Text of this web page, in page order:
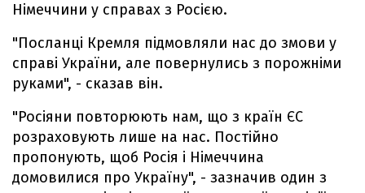
Німеччини у справах з Росією.
"Посланці Кремля підмовляли нас до змови у
справі України, але повернулись з порожніми
руками", - сказав він.
"Росіяни повторюють нам, що з країн ЄС
розраховують лише на нас. Постійно
пропонують, щоб Росія і Німеччина
домовилися про Україну", - зазначив один з